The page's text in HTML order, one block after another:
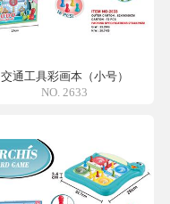
交通工具彩画本（小号）
NO. 2633